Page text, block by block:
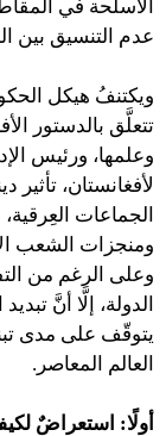
الأسلحة في
عدم التنسيق بين
ويكتنفُ هيكل
تتعلَّق بالدستور
وعلمها، ورئيس
لأفغانستان،
الجماعات
وعلى الرغم من
الدولة، إلَّا أنَّ
يتوقّف على مدى
العالم المعاصر.
أولًا: استعراضٌ